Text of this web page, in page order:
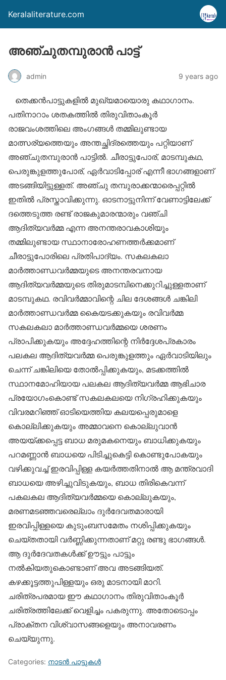
Keralaliterature.com
അഞ്ചുതമ്പുരാന്‍ പാട്ട്
admin 9 years ago
തെക്കന്‍പാട്ടുകളില്‍ മുഖ്യമായൊരു കഥാഗാനം.
പതിനാറാം ശതകത്തില്‍ തിരുവിതാംകൂര്‍
രാജവംശത്തിലെ അംഗങ്ങള്‍ തമ്മിലുണ്ടായ
മാത്സര്യത്തെയും അന്തച്ഛിദ്രത്തെയും പറ്റിയാണ്
അഞ്ചുതമ്പുരാന്‍ പാട്ടില്‍. ചീരാട്ടുപോര്, മാടമ്പുകഥ,
പെരുങ്കുളത്തുപോര്, ഏര്‍വാടിപ്പോര് എന്നീ ഭാഗങ്ങളാണ്
അടങ്ങിയിട്ടുള്ളത്. അഞ്ചു തമ്പുരാക്കന്മാരെപ്പറ്റില്‍
ഇതില്‍ പ്രസ്താവിക്കുന്നു. ഓടനാട്ടുനിന്ന് വേണാട്ടിലേക്ക്
ദത്തെടുത്ത രണ്ട് രാജകുമാരന്മാരും വഞ്ചി
ആദിത്യവര്‍മ്മ എന്ന അനന്തരാവകാശിയും
തമ്മിലുണ്ടായ സ്ഥാനാരോഹണത്തര്‍ക്കമാണ്
ചീരാട്ടുപോരിലെ പ്രതിപാദ്യം. സകലകലാ
മാര്‍ത്താണ്ഡവര്‍മ്മയുടെ അനന്തരവനായ
ആദിത്യവര്‍മ്മയുടെ തിരുമാടമ്പിനെക്കുറിച്ചുള്ളതാണ്
മാടമ്പുകഥ. രവിവര്‍മ്മാവിന്റെ ചില ദേശങ്ങള്‍ ചങ്കിലി
മാര്‍ത്താണ്ഡവര്‍മ്മ കൈയടക്കുകയും രവിവര്‍മ്മ
സകലകലാ മാര്‍ത്താണ്ഡവര്‍മ്മയെ ശരണം
പ്രാപിക്കുകയും അദ്ദേഹത്തിന്റെ നിര്‍ദ്ദേശപ്രകാരം
പലകല ആദിത്യവര്‍മ്മ പെരുങ്കുളത്തും ഏര്‍വാടിയിലും
ചെന്ന് ചങ്കിലിയെ തോല്‍പ്പിക്കുകയും, മടക്കത്തില്‍
സ്ഥാനമോഹിയായ പലകല ആദിത്യവര്‍മ്മ ആഭിചാര
പ്രയോഗംകൊണ്ട് സകലകലയെ നിഗ്രഹിക്കുകയും
വിവരമറിഞ്ഞ് ഓടിയെത്തിയ കലയപ്പെരുമാളെ
കൊല്ലിക്കുകയും അമ്മാവനെ കൊല്ലുവാന്‍
അയയ്ക്കപ്പെട്ട ബാധ മരുമകനെയും ബാധിക്കുകയും
പറമണ്ണാന്‍ ബാധയെ പിടിച്ചുകെട്ടി കൊണ്ടുപോകയും
വഴിക്കുവച്ച് ഇരവിപ്പിള്ള കയര്‍ത്തതിനാല്‍ ആ മന്ത്രവാദി
ബാധയെ അഴിച്ചുവിടുകയും, ബാധ തിരികെവന്ന്
പകലകല ആദിത്യവര്‍മ്മയെ കൊല്ലുകയും,
മരണമടഞ്ഞവരെല്ലാം ദുര്‍ദേവതമാരായി
ഇരവിപ്പിള്ളയെ കുടുംബസമേതം നശിപ്പിക്കുകയും
ചെയ്തതായി വര്‍ണ്ണിക്കുന്നതാണ് മറ്റു രണ്ടു ഭാഗങ്ങള്‍.
ആ ദുര്‍ദേവതകള്‍ക്ക് ഊട്ടും പാട്ടും
നല്‍കിയതുകൊണ്ടാണ് അവ അടങ്ങിയത്.
കഴക്കൂട്ടത്തുപിള്ളയും ഒരു മാടനായി മാറി.
ചരിത്രപരമായ ഈ കഥാഗാനം തിരുവിതാംകൂര്‍
ചരിത്രത്തിലേക്ക് വെളിച്ചം പകരുന്നു. അതോടൊപ്പം
പ്രാക്തന വിശ്വാസങ്ങളെയും അനാവരണം
ചെയ്യുന്നു.
Categories: നാടന്‍ പാട്ടുകള്‍